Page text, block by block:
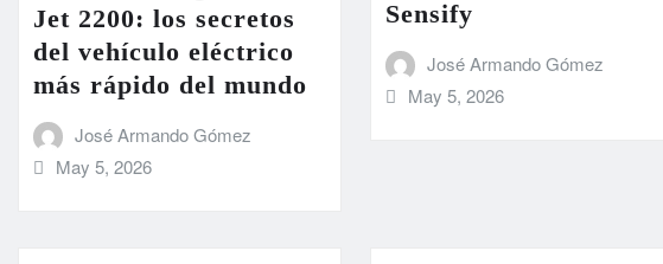
Jet 2200: los secretos
del vehículo eléctrico
más rápido del mundo
José Armando Gómez
May 5, 2026
Sensify
José Armando Gómez
May 5, 2026